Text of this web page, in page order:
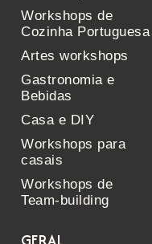
Workshops de
Cozinha Portuguesa
Artes workshops
Gastronomia e
Bebidas
Casa e DIY
Workshops para
casais
Workshops de
Team-building